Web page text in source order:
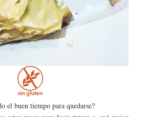
el buen tiempo para quedarse?